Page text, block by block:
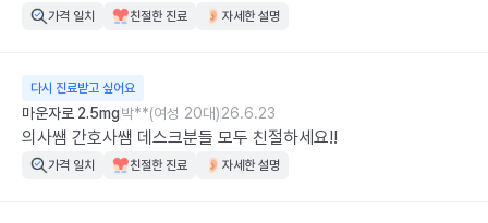
가격 일치 친절한 진료 자세한 설명
다시 진료받고 싶어요
마운자로 2.5mg박**(여성 20대)26.6.23
의사쌤 간호사쌤 데스크분들 모두 친절하세요!!
가격 일치 친절한 진료 자세한 설명